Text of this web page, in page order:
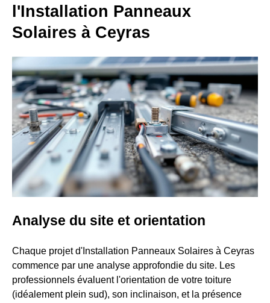
l'Installation Panneaux
Solaires à Ceyras
Analyse du site et orientation
Chaque projet d'Installation Panneaux Solaires à Ceyras
commence par une analyse approfondie du site. Les
professionnels évaluent l'orientation de votre toiture
(idéalement plein sud), son inclinaison, et la présence